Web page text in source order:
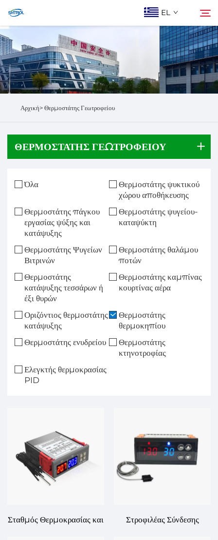
EL
Ποιοι Είμαστε
Προϊόντα
Αναζήτηση
Αρχική>Θερμοστάτης Γεωτροφείου
ΘΕΡΜΟΣΤΆΤΗΣ ΓΕΩΤΡΟΦΕΊΟΥ
Όλα
Θερμοστάτης ψυκτικού
χώρου αποθήκευσης
Θερμοστάτης πάγκου
εργασίας ψύξης και
κατάψυξης
Θερμοστάτης ψυγείου-
καταψύκτη
Θερμοστάτης Ψυγείων
Βιτρινών
Θερμοστάτης θαλάμου
ποτών
Θερμοστάτης
κατάψυξης τεσσάρων ή
έξι θυρών
Θερμοστάτης καμπίνας
κουρτίνας αέρα
Οριζόντιος θερμοστάτης
κατάψυξης
Θερμοστάτης
θερμοκηπίου
Θερμοστάτης ενυδρείου
Θερμοστάτης
κτηνοτροφίας
Ελεγκτής θερμοκρασίας
PID
Σταθμός Θερμοκρασίας και
Στροφιλέας Σύνδεσης